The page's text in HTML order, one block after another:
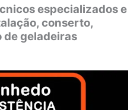
especializados e
conserto,
de geladeiras